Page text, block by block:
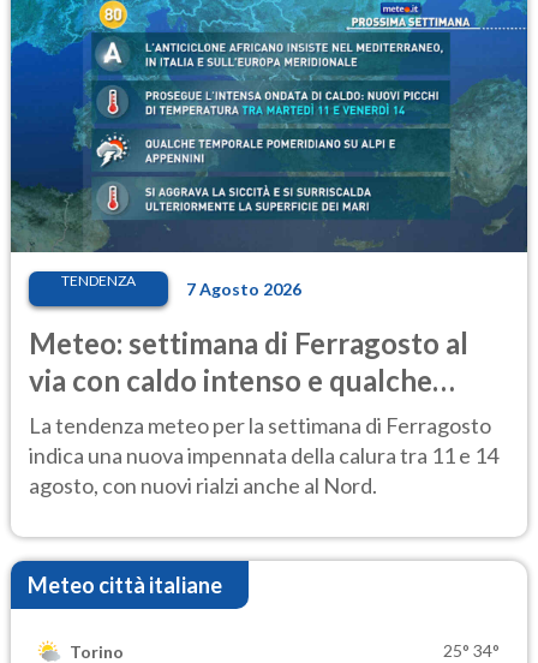
TENDENZA 7 Agosto 2026
Meteo: settimana di Ferragosto al
via con caldo intenso e qualche
temporale
La tendenza meteo per la settimana di Ferragosto
indica una nuova impennata della calura tra 11 e 14
agosto, con nuovi rialzi anche al Nord.
Meteo città italiane
Torino 25° 34°